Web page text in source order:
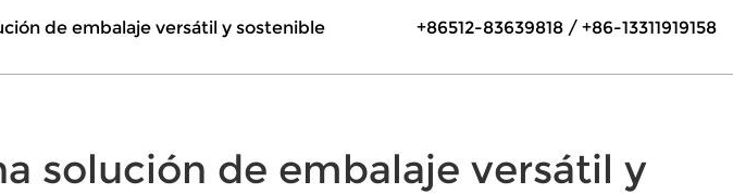
de embalaje versátil y sostenible +86512-83639818 / +86-13311919158
solución de embalaje versátil y